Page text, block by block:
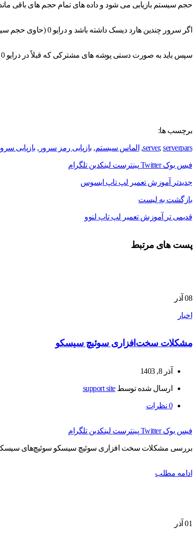
حجم سیستم بازیابی می شود و داده های تمام حجم های باقی
اگر سرور چندین هارد دیسک داشته باشد و درایو 0 (حاوی حجم سیستم) جایگزین شود، حجم سیستم بازیابی می شود .
سپس باید به صورت دستی پوشه های مشترکی که قبلاً در درایو 0 ذخیره شده اند را بازیابی کنید.
برچسب ها:
server, serverpars
, الماس سیستم, بازیابی رمز سرور , بازیابی
فیس بوک Twitter پینترست لینکدین تلگرام
جدیدتر آموزش تعمیر لپ تاپ ایسوس
بازگشت به لیست
قدیمی تر آموزش تعمیر لپ تاپ لنوو
پست های مرتبط
08 آذر
اخبار
مشکلات سخت‌افزاری سوئیچ سیسکو
آذر 8, 1403
ارسال شده توسطsupport site
0 نظرات
فیس بوک Twitter پینترست لینکدین تلگرام
بررسی مشکلات سخت افزاری سوئیچ سیسکو سوئیچ‌های سیسکو
ادامه مطلب
01 آذر